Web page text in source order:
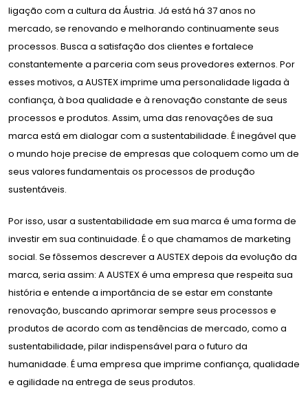
ligação com a cultura da Áustria. Já está há 37 anos no
mercado, se renovando e melhorando continuamente seus
processos. Busca a satisfação dos clientes e fortalece
constantemente a parceria com seus provedores externos. Por
esses motivos, a AUSTEX imprime uma personalidade ligada à
confiança, à boa qualidade e à renovação constante de seus
processos e produtos. Assim, uma das renovações de sua
marca está em dialogar com a sustentabilidade. É inegável que
o mundo hoje precise de empresas que coloquem como um de
seus valores fundamentais os processos de produção
sustentáveis.
Por isso, usar a sustentabilidade em sua marca é uma forma de
investir em sua continuidade. É o que chamamos de marketing
social. Se fôssemos descrever a AUSTEX depois da evolução da
marca, seria assim: A AUSTEX é uma empresa que respeita sua
história e entende a importância de se estar em constante
renovação, buscando aprimorar sempre seus processos e
produtos de acordo com as tendências de mercado, como a
sustentabilidade, pilar indispensável para o futuro da
humanidade. É uma empresa que imprime confiança, qualidade
e agilidade na entrega de seus produtos.